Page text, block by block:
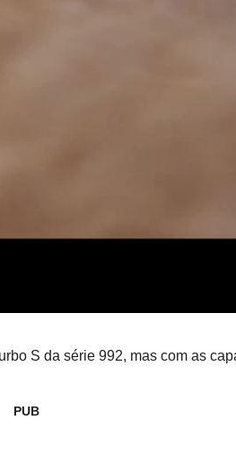
S da série 992, mas com as
PUB